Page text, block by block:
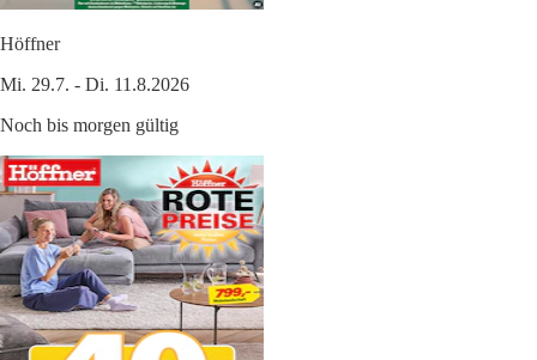
Höffner
Mi. 29.7. - Di. 11.8.2026
Noch bis morgen gültig